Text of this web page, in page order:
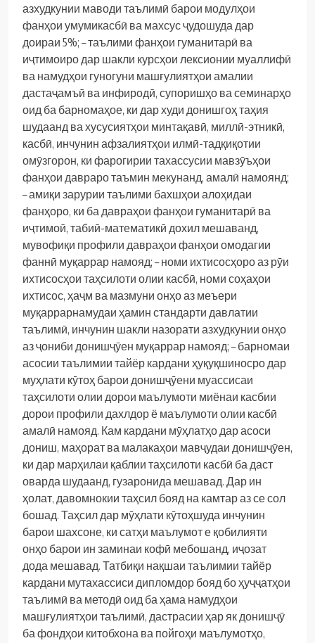
азхудкунии маводи таълимӣ барои модулҳои
фанҳои умумикасбӣ ва махсус ҷудошуда дар
доираи 5%; – таълими фанҳои гуманитарӣ ва
иҷтимоиро дар шакли курсҳои лексионии муаллифӣ
ва намудҳои гуногуни машғулиятҳои амалии
дастаҷамъӣ ва инфиродӣ, супоришҳо ва семинарҳо
оид ба барномаҳое, ки дар худи донишгоҳ таҳия
шудаанд ва хусусиятҳои минтақавӣ, миллӣ-этникӣ,
касбӣ, инчунин афзалиятҳои илмӣ-тадқиқотии
омӯзгорон, ки фарогирии тахассусии мавзӯъҳои
фанҳои давраро таъмин мекунанд, амалӣ намоянд;
– амиқи зарурии таълими бахшҳои алоҳидаи
фанҳоро, ки ба давраҳои фанҳои гуманитарӣ ва
иҷтимоӣ, табиӣ-математикӣ дохил мешаванд,
мувофиқи профили давраҳои фанҳои омодагии
фаннӣ муқаррар намояд; – номи ихтисосҳоро аз рӯи
ихтисосҳои таҳсилоти олии касбӣ, номи соҳаҳои
ихтисос, ҳаҷм ва мазмуни онҳо аз меъери
муқаррарнамудаи ҳамин стандарти давлатии
таълимӣ, инчунин шакли назорати азхудкунии онҳо
аз ҷониби донишҷӯен муқаррар намояд; – барномаи
асосии таълимии тайёр кардани ҳуқуқшиносро дар
муҳлати кӯтоҳ барои донишҷӯени муассисаи
таҳсилоти олии дорои маълумоти миёнаи касбии
дорои профили дахлдор ё маълумоти олии касбӣ
амалӣ намояд. Кам кардани мӯҳлатҳо дар асоси
дониш, маҳорат ва малакаҳои мавҷудаи донишҷӯен,
ки дар марҳилаи қаблии таҳсилоти касбӣ ба даст
оварда шудаанд, гузаронида мешавад. Дар ин
ҳолат, давомнокии таҳсил бояд на камтар аз се сол
бошад. Таҳсил дар мӯҳлати кӯтоҳшуда инчунин
барои шахсоне, ки сатҳи маълумот е қобилияти
онҳо барои ин заминаи кофӣ мебошанд, иҷозат
дода мешавад. Татбиқи нақшаи таълимии тайёр
кардани мутахассиси дипломдор бояд бо ҳуҷҷатҳои
таълимӣ ва методӣ оид ба ҳама намудҳои
машғулиятҳои таълимӣ, дастрасии ҳар як донишҷӯ
ба фондҳои китобхона ва пойгоҳи маълумотҳо,